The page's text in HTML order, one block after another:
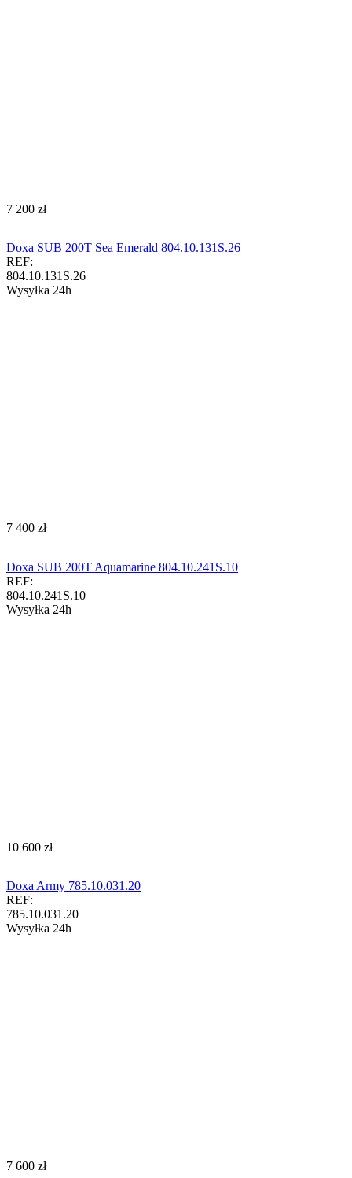
‍7 200‍ zł
Doxa SUB 200T Sea Emerald 804.10.131S.26
REF:
804.10.131S.26
Wysyłka 24h
‍7 400‍ zł
Doxa SUB 200T Aquamarine 804.10.241S.10
REF:
804.10.241S.10
Wysyłka 24h
‍10 600‍ zł
Doxa Army 785.10.031.20
REF:
785.10.031.20
Wysyłka 24h
‍7 600‍ zł